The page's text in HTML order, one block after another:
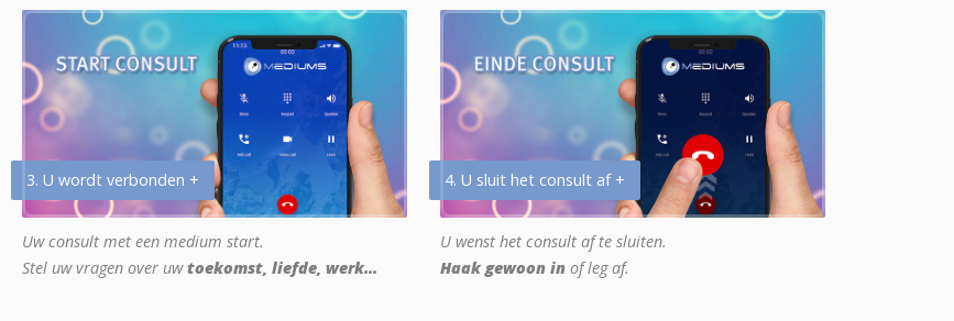
3. U wordt verbonden +
Uw consult met een medium start.
Stel uw vragen over uwtoekomst, liefde, werk...
4. U sluit het consult af +
U wenst het consult af te sluiten.
Haak gewoon in of leg af.